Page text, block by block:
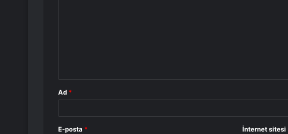
Ad *
E-posta * İnternet sitesi